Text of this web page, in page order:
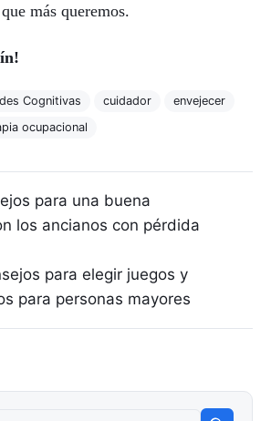
más queremos.
Cognitivas cuidador
envejecer
ocupacional
de entradas
para una buena
los ancianos con pérdida
para elegir juegos y
para personas mayores